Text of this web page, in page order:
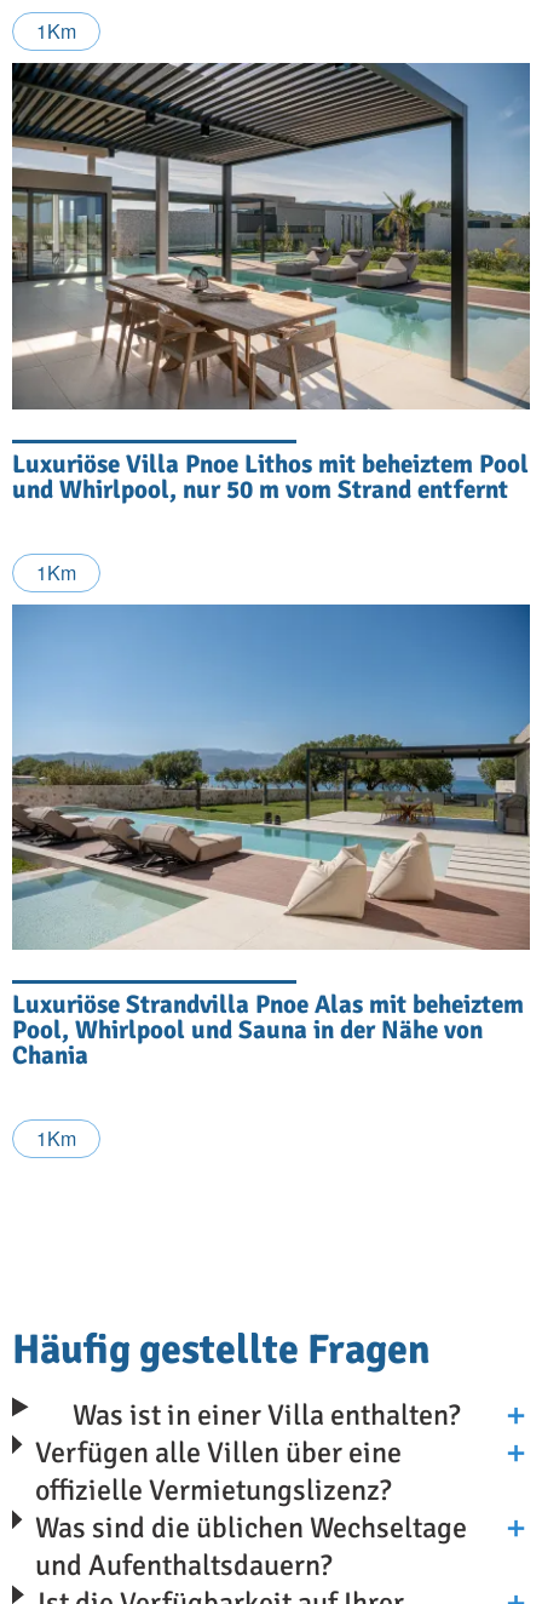
1Km
Luxuriöse Villa Pnoe Lithos mit beheiztem Pool
und Whirlpool, nur 50 m vom Strand entfernt
1Km
Luxuriöse Strandvilla Pnoe Alas mit beheiztem
Pool, Whirlpool und Sauna in der Nähe von
Chania
1Km
Häufig gestellte Fragen
Was ist in einer Villa enthalten?
Verfügen alle Villen über eine
offizielle Vermietungslizenz?
Was sind die üblichen Wechseltage
und Aufenthaltsdauern?